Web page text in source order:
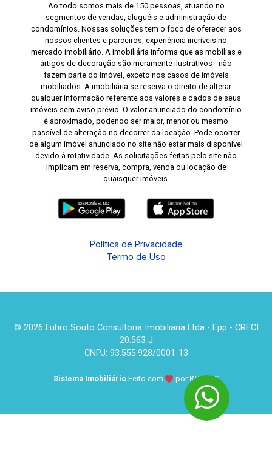
Ao todo somos mais de 150 pessoas, atuando no
segmentos de vendas, aluguéis e administração de
condomínios. Nossas soluções tem o foco de oferecer aos
nossos clientes e parceiros, experiência incríveis no
mercado imobiliário. A Imobiliária informa que as mobílias e
artigos de decoração são meramente ilustrativos - não
fazem parte do imóvel, exceto nos casos de imóveis
mobiliados. A imobiliária se reserva o direito de alterar
qualquer informação referente aos valores e dados de seus
imóveis sem aviso prévio. O valor anunciado do condomínio
é aproximado, podendo ser maior, menor ou mesmo
passível de alteração no decorrer da locação. Pode ocorrer
de algum imóvel anunciado no site não estar mais disponível
devido à rotatividade. As solicitações feitas pelo site não
implicam em reserva, compra, venda ou locação de
quaisquer imóveis.
Política de Privacidade
Termo de Uso
© 2026 Fuhro Souto Consultoria Imobiliaria Ltda - Epp - CRECI
20.563 J
CNPJ: 93.555.928/0001-13
Sistema Imobiliário Feito com por KUROLE